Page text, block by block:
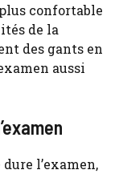
confortable
de la
des gants en
aussi
l’examen,